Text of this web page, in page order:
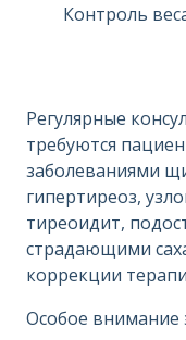
Контроль
Регулярные
требуются
заболеваниями
гипертиреоз,
тиреоидит,
страдающими
коррекции
Особое внимание